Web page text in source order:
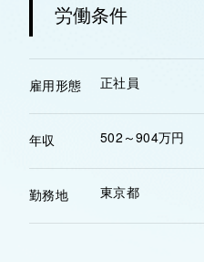
労働条件
雇用形態 正社員
年収 502～904万円
勤務地 東京都